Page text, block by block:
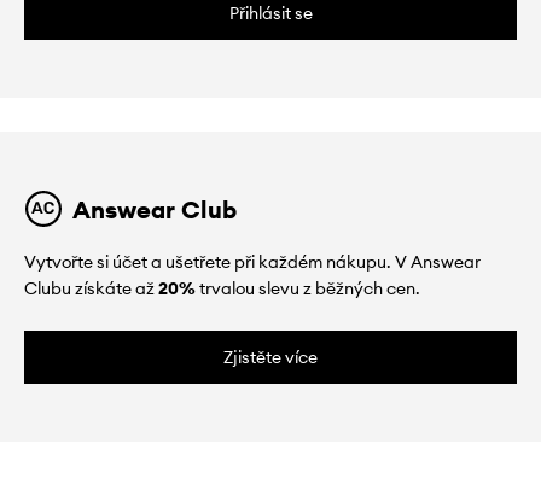
Přihlásit se
Answear Club
Vytvořte si účet a ušetřete při každém nákupu. V Answear
Clubu získáte až20%trvalou slevu z běžných cen.
Zjistěte více